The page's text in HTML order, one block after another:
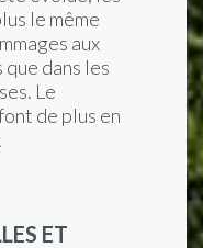
le même
aux
dans les
Le
de plus en
ET